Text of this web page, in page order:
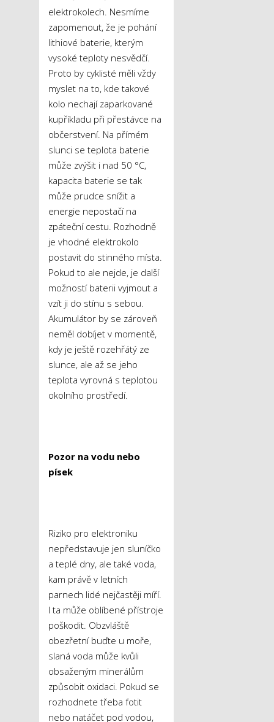
elektrokolech. Nesmíme
zapomenout, že je pohání
lithiové baterie, kterým
vysoké teploty nesvědčí.
Proto by cyklisté měli vždy
myslet na to, kde takové
kolo nechají zaparkované
kupříkladu při přestávce na
občerstvení. Na přímém
slunci se teplota baterie
může zvýšit i nad 50 °C,
kapacita baterie se tak
může prudce snížit a
energie nepostačí na
zpáteční cestu. Rozhodně
je vhodné elektrokolo
postavit do stinného místa.
Pokud to ale nejde, je další
možností baterii vyjmout a
vzít ji do stínu s sebou.
Akumulátor by se zároveň
neměl dobíjet v momentě,
kdy je ještě rozehřátý ze
slunce, ale až se jeho
teplota vyrovná s teplotou
okolního prostředí.
Pozor na vodu nebo
písek
Riziko pro elektroniku
nepředstavuje jen sluníčko
a teplé dny, ale také voda,
kam právě v letních
parnech lidé nejčastěji míří.
I ta může oblíbené přístroje
poškodit. Obzvláště
obezřetní buďte u moře,
slaná voda může kvůli
obsaženým minerálům
způsobit oxidaci. Pokud se
rozhodnete třeba fotit
nebo natáčet pod vodou,